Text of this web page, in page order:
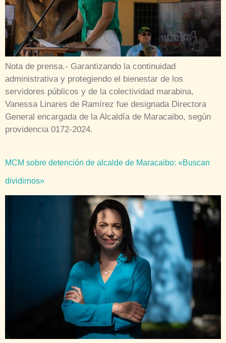
Nota de prensa.- Garantizando la continuidad
administrativa y protegiendo el bienestar de los
servidores públicos y de la colectividad marabina,
Vanessa Linares de Ramírez fue designada Directora
General encargada de la Alcaldía de Maracaibo, según
providencia 0172-2024.
MCM sobre detención de alcalde de Maracaibo: «Buscan
dividirnos»